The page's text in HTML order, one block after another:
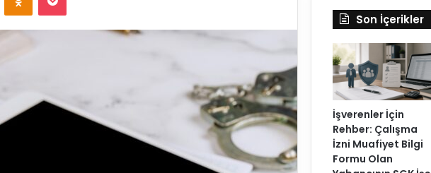
Son İçerikler
İşverenler İçin
Rehber: Çalışma
İzni Muafiyet Bilgi
Formu Olan